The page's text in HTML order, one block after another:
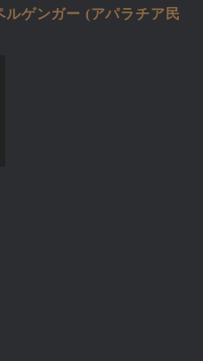
ルゲンガー (アパラチア民